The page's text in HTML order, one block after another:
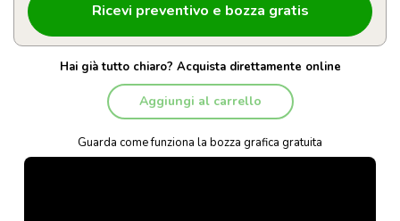
Hai già tutto chiaro? Acquista direttamente online
Aggiungi al carrello
Guarda come funziona la bozza grafica gratuita